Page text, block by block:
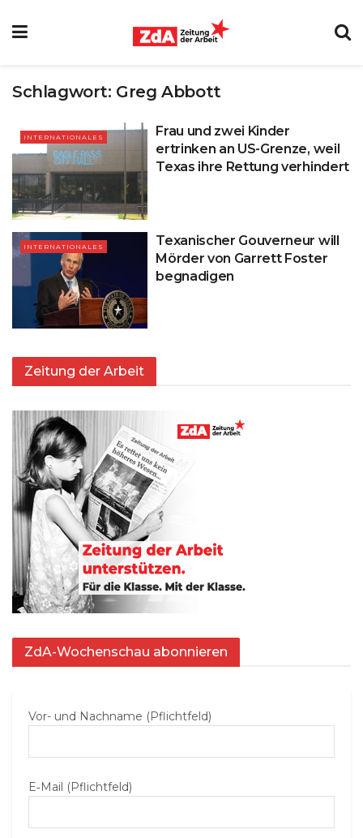
Schlagwort: Greg Abbott
INTERNATIONALES
Frau und zwei Kinder
ertrinken an US-Grenze, weil
Texas ihre Rettung verhindert
INTERNATIONALES
Texanischer Gouverneur will
Mörder von Garrett Foster
begnadigen
Zeitung der Arbeit
ZdA-Wochenschau abonnieren
Vor- und Nachname (Pflichtfeld)
E‑Mail (Pflichtfeld)